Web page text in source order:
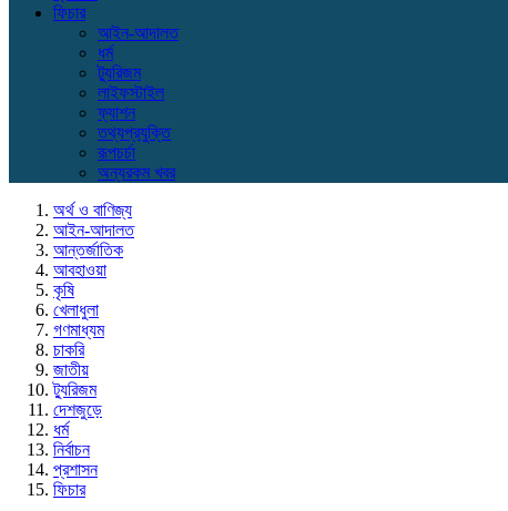
ফিচার
আইন-আদালত
ধর্ম
ট্যুরিজম
লাইফস্টাইল
ফ্যাশন
তথ্যপ্রযুক্তি
রূপচর্চা
অন্যরকম খবর
অর্থ ও বাণিজ্য
আইন-আদালত
আন্তর্জাতিক
আবহাওয়া
কৃষি
খেলাধুলা
গণমাধ্যম
চাকরি
জাতীয়
ট্যুরিজম
দেশজুড়ে
ধর্ম
নির্বাচন
প্রশাসন
ফিচার